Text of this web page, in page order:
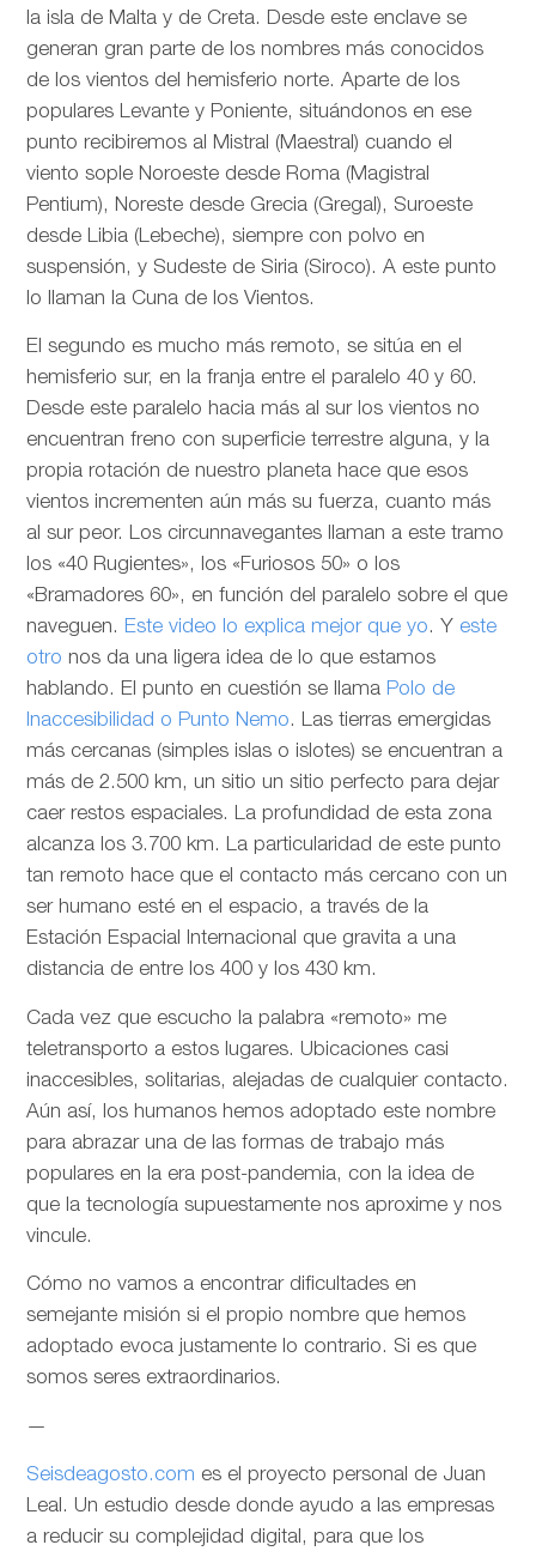
la isla de Malta y de Creta. Desde este enclave se
generan gran parte de los nombres más conocidos
de los vientos del hemisferio norte. Aparte de los
populares Levante y Poniente, situándonos en ese
punto recibiremos al Mistral (Maestral) cuando el
viento sople Noroeste desde Roma (Magistral
Pentium), Noreste desde Grecia (Gregal), Suroeste
desde Libia (Lebeche), siempre con polvo en
suspensión, y Sudeste de Siria (Siroco). A este punto
lo llaman la Cuna de los Vientos.
El segundo es mucho más remoto, se sitúa en el
hemisferio sur, en la franja entre el paralelo 40 y 60.
Desde este paralelo hacia más al sur los vientos no
encuentran freno con superficie terrestre alguna, y la
propia rotación de nuestro planeta hace que esos
vientos incrementen aún más su fuerza, cuanto más
al sur peor. Los circunnavegantes llaman a este tramo
los «40 Rugientes», los «Furiosos 50» o los
«Bramadores 60», en función del paralelo sobre el que
naveguen. Este video lo explica mejor que yo. Y este
otro nos da una ligera idea de lo que estamos
hablando. El punto en cuestión se llama Polo de
Inaccesibilidad o Punto Nemo. Las tierras emergidas
más cercanas (simples islas o islotes) se encuentran a
más de 2.500 km, un sitio un sitio perfecto para dejar
caer restos espaciales. La profundidad de esta zona
alcanza los 3.700 km. La particularidad de este punto
tan remoto hace que el contacto más cercano con un
ser humano esté en el espacio, a través de la
Estación Espacial Internacional que gravita a una
distancia de entre los 400 y los 430 km.
Cada vez que escucho la palabra «remoto» me
teletransporto a estos lugares. Ubicaciones casi
inaccesibles, solitarias, alejadas de cualquier contacto.
Aún así, los humanos hemos adoptado este nombre
para abrazar una de las formas de trabajo más
populares en la era post-pandemia, con la idea de
que la tecnología supuestamente nos aproxime y nos
vincule.
Cómo no vamos a encontrar dificultades en
semejante misión si el propio nombre que hemos
adoptado evoca justamente lo contrario. Si es que
somos seres extraordinarios.
—
Seisdeagosto.com es el proyecto personal de Juan
Leal. Un estudio desde donde ayudo a las empresas
a reducir su complejidad digital, para que los